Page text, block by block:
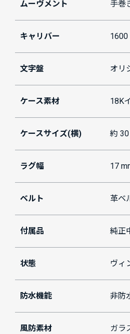
ムーヴメント 手巻
キャリバー 1600
文字盤 オリ
ケース素材 18K
ケースサイズ(横) 約
ラグ幅 17
ベルト 革ベ
付属品 純正
状態 ヴィ
防水機能 非防
風防素材 ガラ